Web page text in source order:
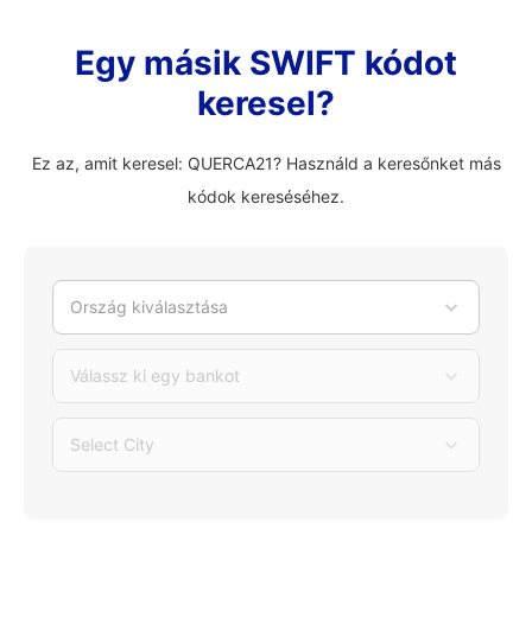
Egy másik SWIFT kódot
keresel?
Ez az, amit keresel: QUERCA21? Használd a keresőnket más
kódok kereséséhez.
Ország kiválasztása
Válassz ki egy bankot
Select City